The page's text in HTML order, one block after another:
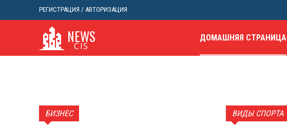
РЕГИСТРАЦИЯ / АВТОРИЗАЦИЯ
NEWS
CIS
ДОМАШНЯЯ СТРАНИЦА
БИЗНЕС ВИДЫ СПОРТА